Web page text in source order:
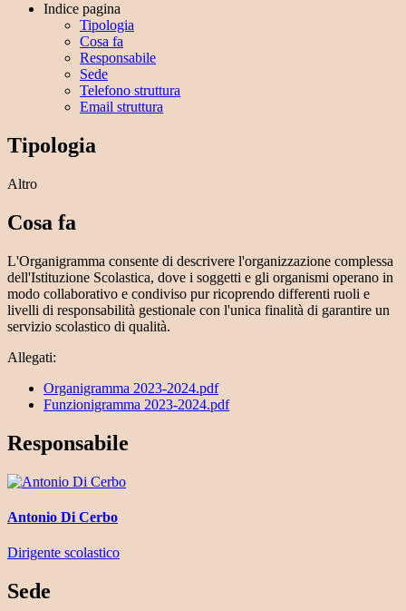
Indice pagina
Tipologia
Cosa fa
Responsabile
Sede
Telefono struttura
Email struttura
Tipologia
Altro
Cosa fa
L'Organigramma consente di descrivere l'organizzazione complessa
dell'Istituzione Scolastica, dove i soggetti e gli organismi operano in
modo collaborativo e condiviso pur ricoprendo differenti ruoli e
livelli di responsabilità gestionale con l'unica finalità di garantire un
servizio scolastico di qualità.
Allegati:
Organigramma 2023-2024.pdf
Funzionigramma 2023-2024.pdf
Responsabile
Antonio Di Cerbo
Dirigente scolastico
Sede